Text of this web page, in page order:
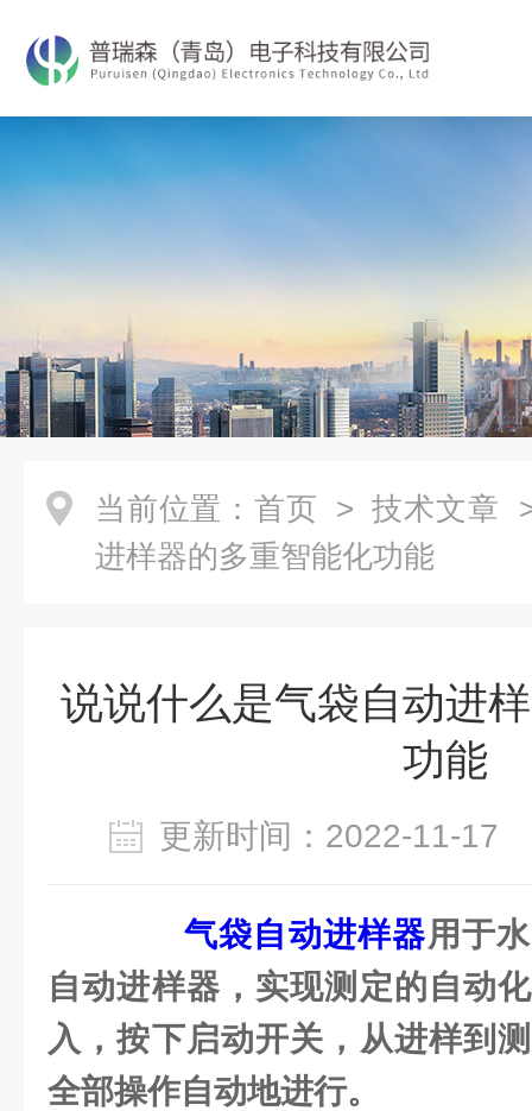
当前位置： 首页 > 技术文章
进样器的多重智能化功能
说说什么是气袋自动进
功能
更新时间：2022-11-
气袋自动进样器用于
自动进样器，实现测定的自动
入，按下启动开关，从进样到
全部操作自动地进行。